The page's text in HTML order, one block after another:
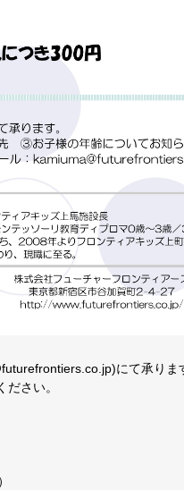
にて承りま
さい。